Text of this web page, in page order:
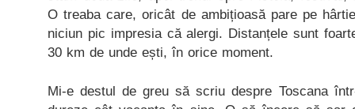
O treaba care, oricât de ambițioasă pare pe
niciun pic impresia că alergi. Distanțele sunt
30 km de unde ești, în orice moment.
Mi-e destul de greu să scriu despre Toscana